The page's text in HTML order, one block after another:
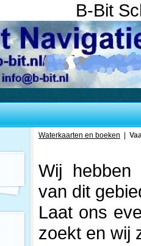
B-Bit
Waterkaarten en boeken
Wij hebben
van dit
Laat ons
zoekt en wij